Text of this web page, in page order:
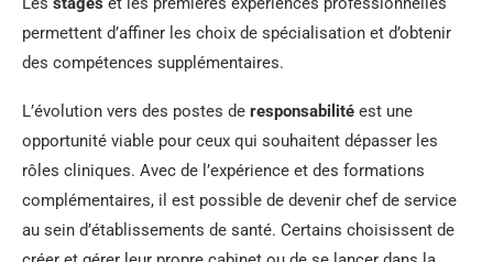
permettent d’affiner les choix de spécialisation et d’obtenir
des compétences supplémentaires.
L’évolution vers des postes de responsabilité est une
opportunité viable pour ceux qui souhaitent dépasser les
rôles cliniques. Avec de l’expérience et des formations
complémentaires, il est possible de devenir chef de service
au sein d’établissements de santé. Certains choisissent de